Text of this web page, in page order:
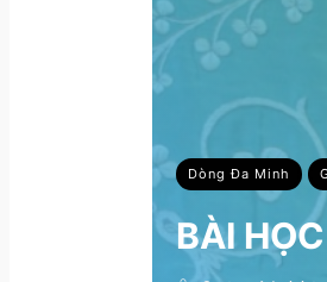
Dòng Đa Minh
BÀI